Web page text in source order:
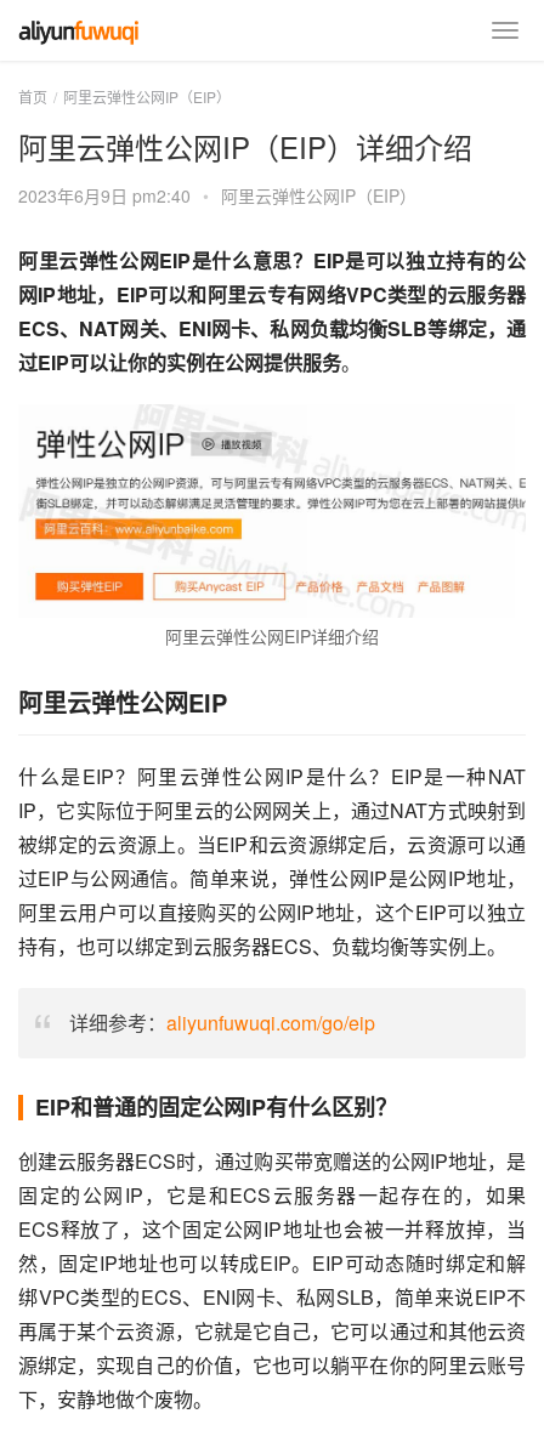
首页 阿里云弹性公网IP（EIP）
阿里云弹性公网IP（EIP）详细介绍
2023年6月9日 pm2:40 • 阿里云弹性公网IP（EIP）
阿里云弹性公网EIP是什么意思？EIP是可以独立持有的公
网IP地址，EIP可以和阿里云专有网络VPC类型的云服务器
ECS、NAT网关、ENI网卡、私网负载均衡SLB等绑定，通
过EIP可以让你的实例在公网提供服务。
阿里云弹性公网EIP详细介绍
阿里云弹性公网EIP
什么是EIP？阿里云弹性公网IP是什么？EIP是一种NAT
IP，它实际位于阿里云的公网网关上，通过NAT方式映射到
被绑定的云资源上。当EIP和云资源绑定后，云资源可以通
过EIP与公网通信。简单来说，弹性公网IP是公网IP地址，
阿里云用户可以直接购买的公网IP地址，这个EIP可以独立
持有，也可以绑定到云服务器ECS、负载均衡等实例上。
详细参考： aliyunfuwuqi.com/go/eip
EIP和普通的固定公网IP有什么区别？
创建云服务器ECS时，通过购买带宽赠送的公网IP地址，是
固定的公网IP，它是和ECS云服务器一起存在的，如果
ECS释放了，这个固定公网IP地址也会被一并释放掉，当
然，固定IP地址也可以转成EIP。EIP可动态随时绑定和解
绑VPC类型的ECS、ENI网卡、私网SLB，简单来说EIP不
再属于某个云资源，它就是它自己，它可以通过和其他云资
源绑定，实现自己的价值，它也可以躺平在你的阿里云账号
下，安静地做个废物。